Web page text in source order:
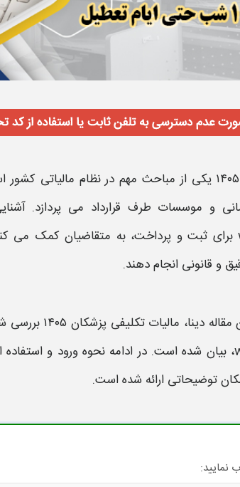
یکی از مباحث مهم در نظام مالیاتی کشور
و موسسات طرف قرارداد می پردازد.
برای ثبت و پرداخت، به متقاضیان کمک می
و قانونی انجام دهند.
دینا، مالیات تکلیفی پزشکان ۱۴۰۵ بررسی
، بیان شده است. در ادامه نحوه ورود و
توضیحاتی ارائه شده است.
نمایید: